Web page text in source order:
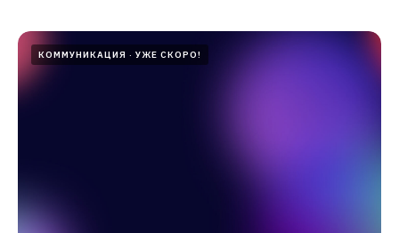
КОММУНИКАЦИЯ УЖЕ СКОРО!